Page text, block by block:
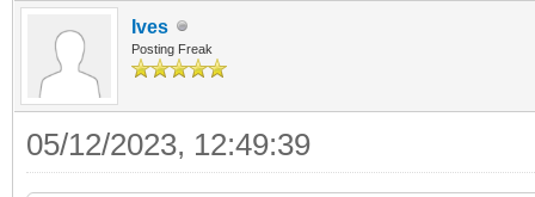
Ives
Posting Freak
05/12/2023, 12:49:39